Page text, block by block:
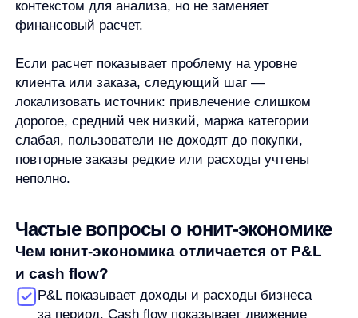
До перехода в маркетинг Станислав работал с продажами,
аккаунт-менеджментом, операционными процессами, розницей,
ему разбирать e-commerce-задачи не только как контентные темы,
но и как реальные процессы внутри команд.
контекст, разложить задачу на этапы и двигаться к решению без
лишней драматизации. Вне работы увлекается Формулой-1,
русским бильярдом, силовыми тренировками и квизами.